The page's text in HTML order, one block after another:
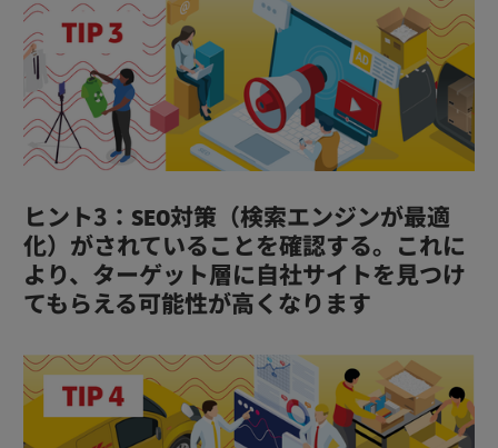
ヒント3：SEO対策（検索エンジンが最適
化）がされていることを確認する。これに
より、ターゲット層に自社サイトを見つけ
てもらえる可能性が高くなります